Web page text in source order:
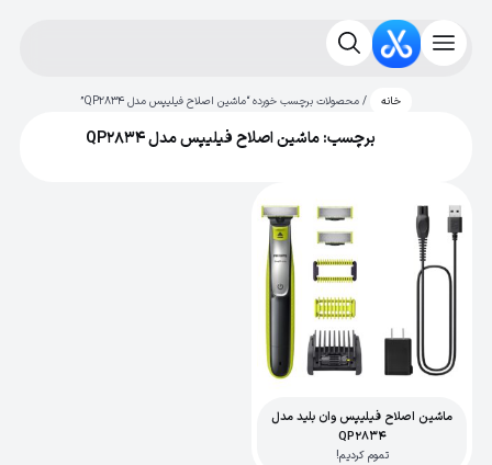
خانه / محصولات برچسب خورده “ماشین اصلاح فیلیپس مدل QP2834”
برچسب: ماشین اصلاح فیلیپس مدل QP2834
ماشین اصلاح فیلیپس وان بلید مدل
QP2834
تموم کردیم!